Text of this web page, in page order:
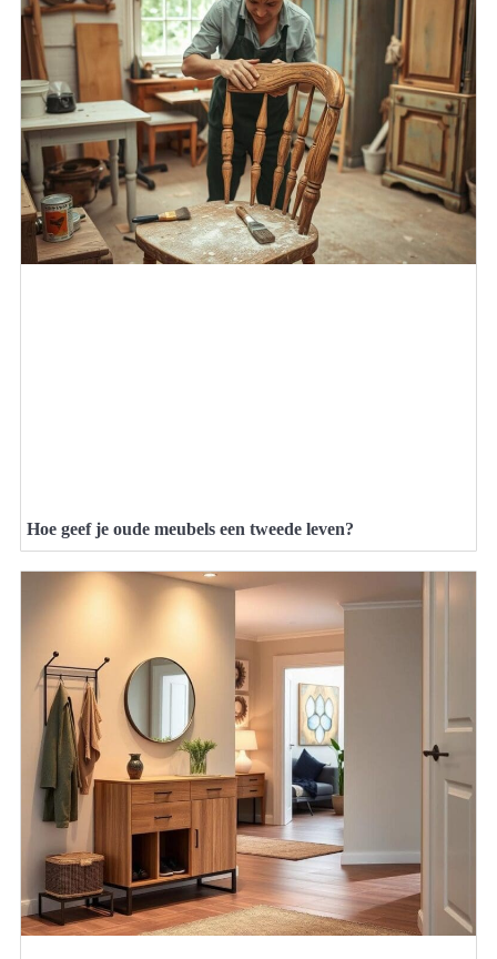
Hoe geef je oude meubels een tweede leven?